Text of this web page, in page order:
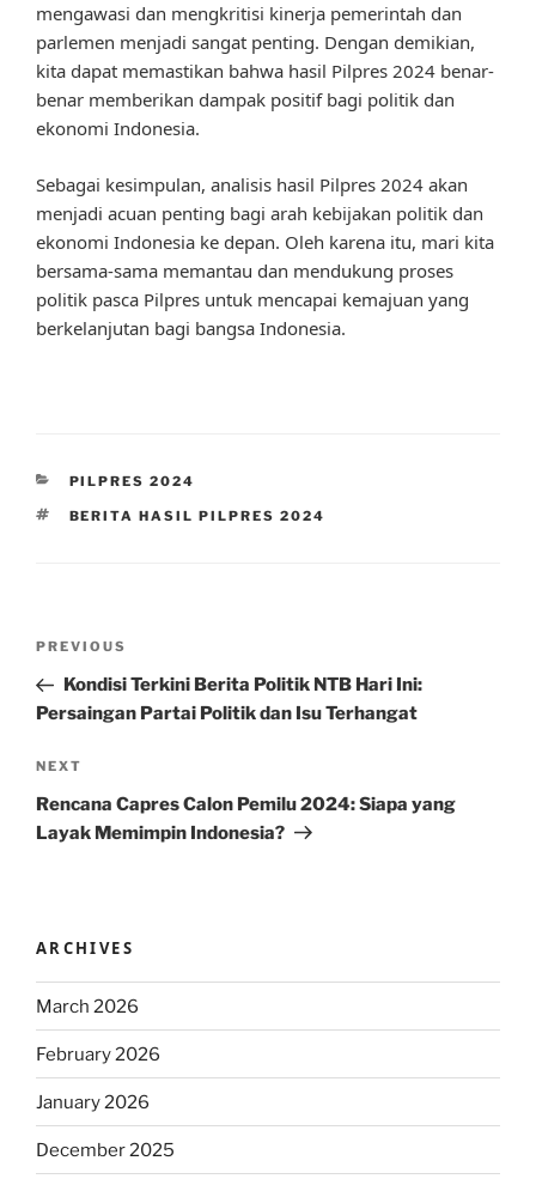
mengawasi dan mengkritisi kinerja pemerintah dan
parlemen menjadi sangat penting. Dengan demikian,
kita dapat memastikan bahwa hasil Pilpres 2024 benar-
benar memberikan dampak positif bagi politik dan
ekonomi Indonesia.
Sebagai kesimpulan, analisis hasil Pilpres 2024 akan
menjadi acuan penting bagi arah kebijakan politik dan
ekonomi Indonesia ke depan. Oleh karena itu, mari kita
bersama-sama memantau dan mendukung proses
politik pasca Pilpres untuk mencapai kemajuan yang
berkelanjutan bagi bangsa Indonesia.
CATEGORIES
PILPRES 2024
TAGS
BERITA HASIL PILPRES 2024
Previous
Post
PREVIOUS
Kondisi Terkini Berita Politik NTB Hari Ini:
Persaingan Partai Politik dan Isu Terhangat
Next
Post
NEXT
Rencana Capres Calon Pemilu 2024: Siapa yang
Layak Memimpin Indonesia?
ARCHIVES
March 2026
February 2026
January 2026
December 2025